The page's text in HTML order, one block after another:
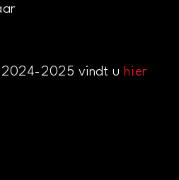
2024-2025 vindt uhier